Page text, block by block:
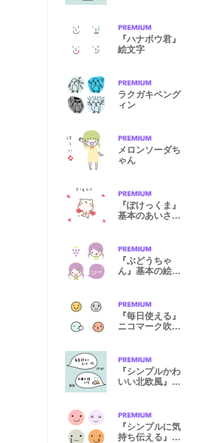
『ハナボウ君』
絵文字
ラクガキペング
ィン
メロンソーダち
ゃん
『ぽけっくま』
基本のあいさつ
『ぶどうちゃ
ん』基本の絵文
『毎日使える』
ニコマーク吹き
『シンプルかわ
いい北欧風』敬
『シンプルに気
持ち伝える』北